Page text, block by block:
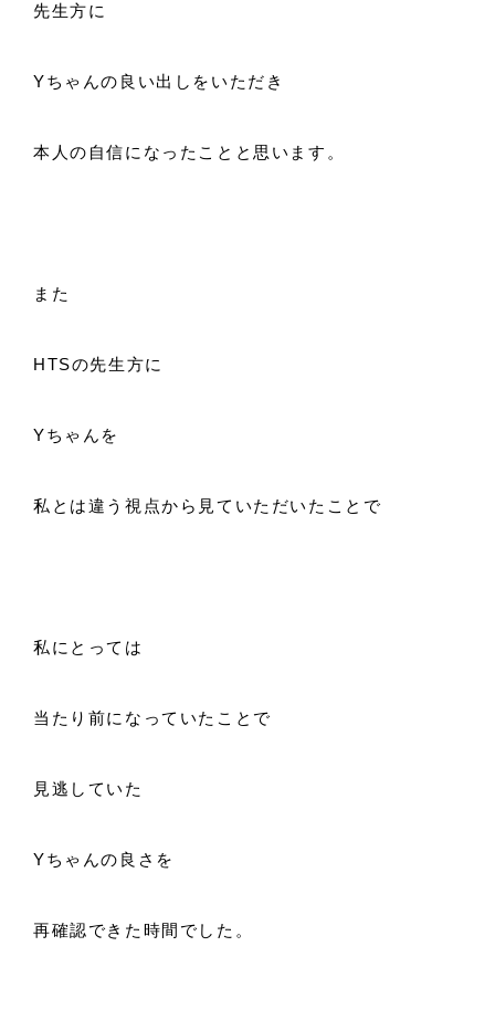
先生方に
Yちゃんの良い出しをいただき
本人の自信になったことと思います。
また
HTSの先生方に
Yちゃんを
私とは違う視点から見ていただいたことで
私にとっては
当たり前になっていたことで
見逃していた
Yちゃんの良さを
再確認できた時間でした。